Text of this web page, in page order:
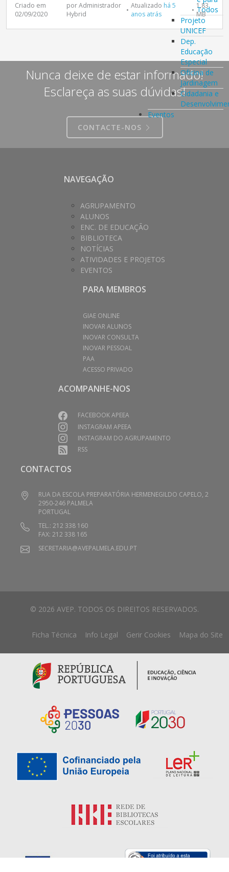
Todos
Projeto
UNICEF
Dep.
Educação
Especial
Oficina de
Jardinagem
Cidadania e
Eventos
Criado em
02/09/2020
por Administrador
Hybrid
• Atualizado há 5
anos atrás
• 1,83
MB
Nunca deixe de estar informado!
Esclareça as suas dúvidas!
CONTACTE-NOS
NAVEGAÇÃO
AGRUPAMENTO
ALUNOS
ENC. DE EDUCAÇÃO
BIBLIOTECA
NOTÍCIAS
ATIVIDADES E PROJETOS
EVENTOS
PARA MEMBROS
GIAE ONLINE
INOVAR ALUNOS
INOVAR CONSULTA
INOVAR PESSOAL
PAA
ACESSO PRIVADO
ACOMPANHE-NOS
FACEBOOK APEEA
INSTAGRAM APEEA
INSTAGRAM DO AGRUPAMENTO
RSS
CONTACTOS
RUA DA ESCOLA PREPARATÓRIA HERMENEGILDO CAPELO, 2
2950-246 PALMELA
PORTUGAL
TEL.: 212 338 160
FAX: 212 338 165
SECRETARIA@AVEPALMELA.EDU.PT
© 2026 AVEP. TODOS OS DIREITOS RESERVADOS.
Ficha Técnica Info Legal Gerir Cookies Mapa do Site